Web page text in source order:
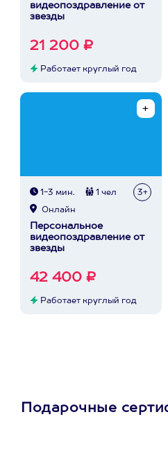
видеопоздравление от
звезды
21 200 ₽
Работает круглый год
1-3 мин. 1 чел 3+
Онлайн
Персональное
видеопоздравление от
звезды
42 400 ₽
Работает круглый год
Подарочные